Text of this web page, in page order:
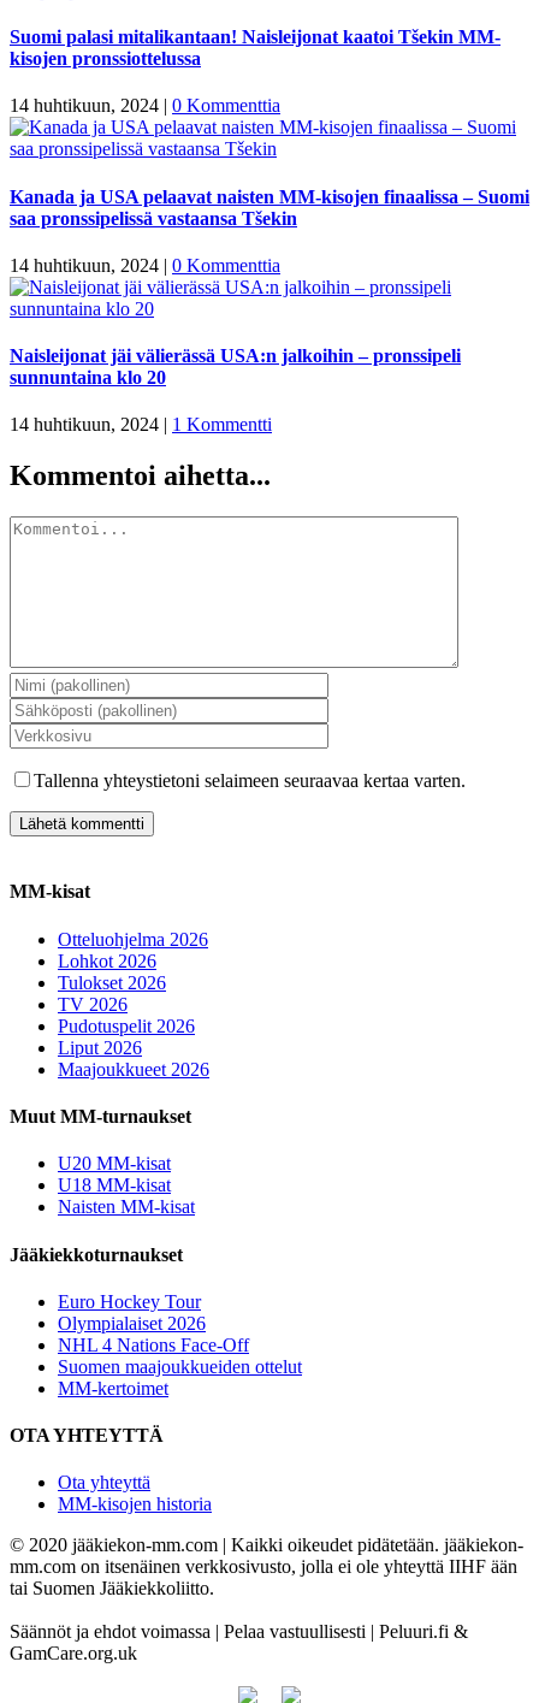
Suomi palasi mitalikantaan! Naisleijonat kaatoi Tšekin MM-
kisojen pronssiottelussa
14 huhtikuun, 2024 | 0 Kommenttia
Kanada ja USA pelaavat naisten MM-kisojen finaalissa – Suomi
saa pronssipelissä vastaansa Tšekin
14 huhtikuun, 2024 | 0 Kommenttia
Naisleijonat jäi välierässä USA:n jalkoihin – pronssipeli
sunnuntaina klo 20
14 huhtikuun, 2024 | 1 Kommentti
Kommentoi aihetta...
Kommentti
Tallenna yhteystietoni selaimeen seuraavaa kertaa varten.
MM-kisat
Otteluohjelma 2026
Lohkot 2026
Tulokset 2026
TV 2026
Pudotuspelit 2026
Liput 2026
Maajoukkueet 2026
Muut MM-turnaukset
U20 MM-kisat
U18 MM-kisat
Naisten MM-kisat
Jääkiekkoturnaukset
Euro Hockey Tour
Olympialaiset 2026
NHL 4 Nations Face-Off
Suomen maajoukkueiden ottelut
MM-kertoimet
OTA YHTEYTTÄ
Ota yhteyttä
MM-kisojen historia
© 2020 jääkiekon-mm.com | Kaikki oikeudet pidätetään. jääkiekon-
mm.com on itsenäinen verkkosivusto, jolla ei ole yhteyttä IIHF ään
tai Suomen Jääkiekkoliitto.
Säännöt ja ehdot voimassa | Pelaa vastuullisesti | Peluuri.fi &
GamCare.org.uk